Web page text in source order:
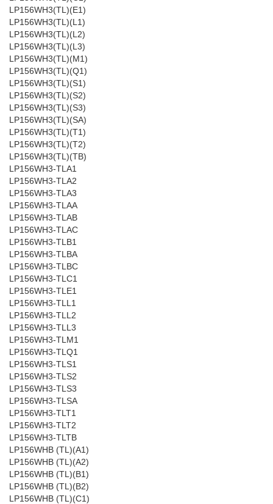
LP156WH3(TL)(E1)
LP156WH3(TL)(L1)
LP156WH3(TL)(L2)
LP156WH3(TL)(L3)
LP156WH3(TL)(M1)
LP156WH3(TL)(Q1)
LP156WH3(TL)(S1)
LP156WH3(TL)(S2)
LP156WH3(TL)(S3)
LP156WH3(TL)(SA)
LP156WH3(TL)(T1)
LP156WH3(TL)(T2)
LP156WH3(TL)(TB)
LP156WH3-TLA1
LP156WH3-TLA2
LP156WH3-TLA3
LP156WH3-TLAA
LP156WH3-TLAB
LP156WH3-TLAC
LP156WH3-TLB1
LP156WH3-TLBA
LP156WH3-TLBC
LP156WH3-TLC1
LP156WH3-TLE1
LP156WH3-TLL1
LP156WH3-TLL2
LP156WH3-TLL3
LP156WH3-TLM1
LP156WH3-TLQ1
LP156WH3-TLS1
LP156WH3-TLS2
LP156WH3-TLS3
LP156WH3-TLSA
LP156WH3-TLT1
LP156WH3-TLT2
LP156WH3-TLTB
LP156WHB (TL)(A1)
LP156WHB (TL)(A2)
LP156WHB (TL)(B1)
LP156WHB (TL)(B2)
LP156WHB (TL)(C1)